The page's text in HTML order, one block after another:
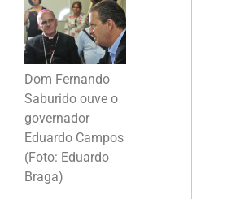
Dom Fernando
Saburido ouve o
governador
Eduardo Campos
(Foto: Eduardo
Braga)